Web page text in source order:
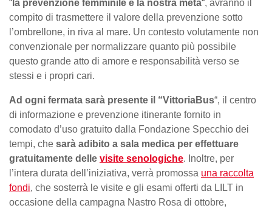
“ la prevenzione femminile è la nostra meta“, avranno il
compito di trasmettere il valore della prevenzione sotto
l’ombrellone, in riva al mare. Un contesto volutamente non
convenzionale per normalizzare quanto più possibile
questo grande atto di amore e responsabilità verso se
stessi e i propri cari.
Ad ogni fermata sarà presente il “VittoriaBus“, il centro
di informazione e prevenzione itinerante fornito in
comodato d’uso gratuito dalla Fondazione Specchio dei
tempi, che sarà adibito a sala medica per effettuare
gratuitamente delle visite senologiche. Inoltre, per
l’intera durata dell’iniziativa, verrà promossa una raccolta
fondi, che sosterrà le visite e gli esami offerti da LILT in
occasione della campagna Nastro Rosa di ottobre,